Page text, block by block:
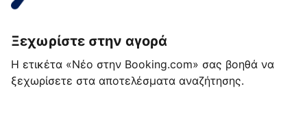
Ξεχωρίστε στην αγορά
Η ετικέτα «Νέο στην Booking.com» σας βοηθά να
ξεχωρίσετε στα αποτελέσματα αναζήτησης.